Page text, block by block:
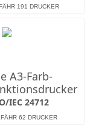
A3-Farb-
IEC 24712